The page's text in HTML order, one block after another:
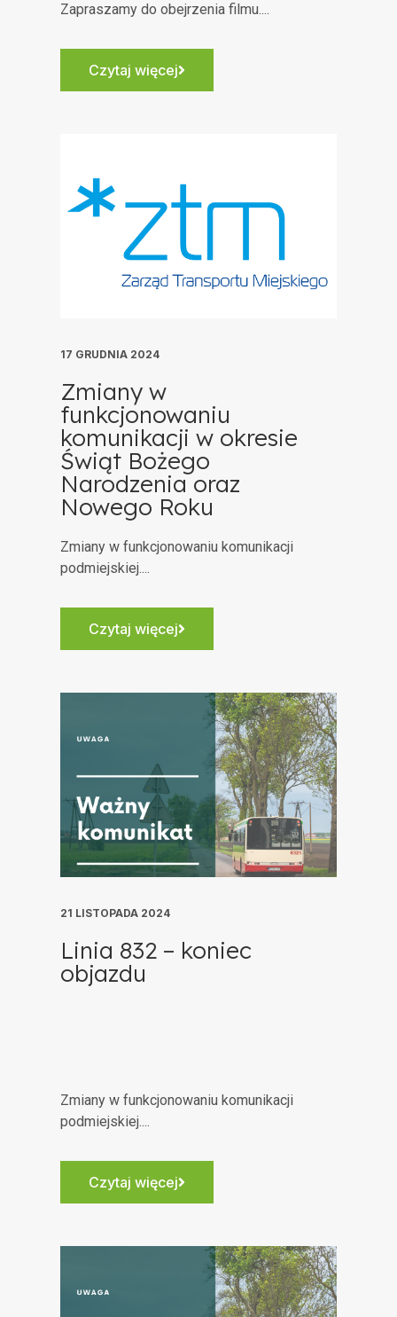
Zapraszamy do obejrzenia filmu....
Czytaj więcej
17 GRUDNIA 2024
Zmiany w
funkcjonowaniu
komunikacji w okresie
Świąt Bożego
Narodzenia oraz
Nowego Roku
Zmiany w funkcjonowaniu komunikacji
podmiejskiej....
Czytaj więcej
21 LISTOPADA 2024
Linia 832 – koniec
objazdu
Zmiany w funkcjonowaniu komunikacji
podmiejskiej....
Czytaj więcej